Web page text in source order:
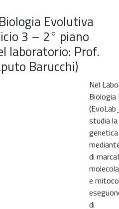
Evolutiva
3 – 2° piano
laboratorio: Prof.
Barucchi)
Nel
studia
di
e
di